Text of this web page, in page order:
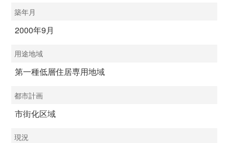
築年月
2000年9月
用途地域
第一種低層住居専用地域
都市計画
市街化区域
現況